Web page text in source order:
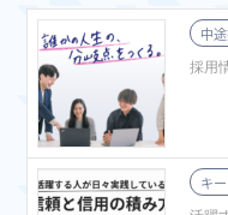
中
採用
キ